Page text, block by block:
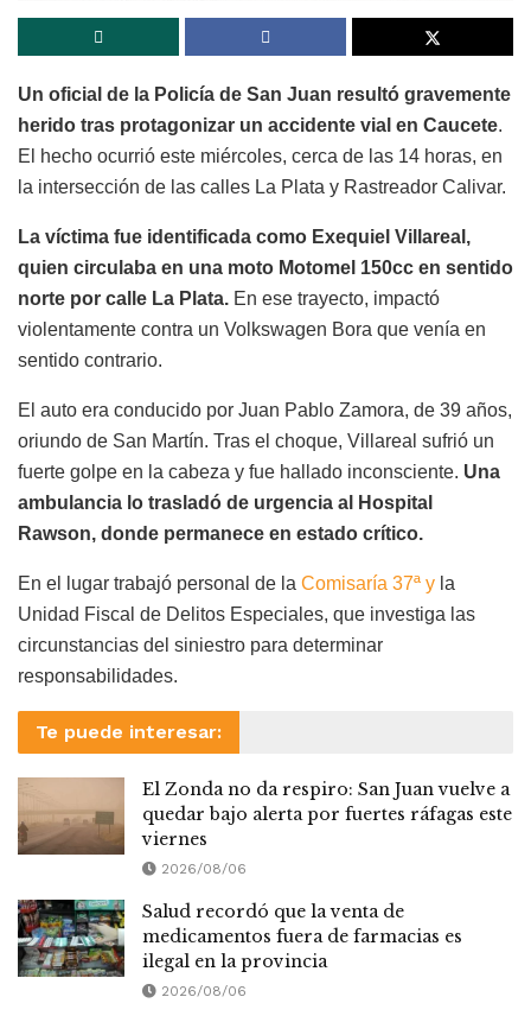
Un oficial de la Policía de San Juan resultó gravemente
herido tras protagonizar un accidente vial en Caucete.
El hecho ocurrió este miércoles, cerca de las 14 horas, en
la intersección de las calles La Plata y Rastreador Calivar.
La víctima fue identificada como Exequiel Villareal,
quien circulaba en una moto Motomel 150cc en sentido
norte por calle La Plata. En ese trayecto, impactó
violentamente contra un Volkswagen Bora que venía en
sentido contrario.
El auto era conducido por Juan Pablo Zamora, de 39 años,
oriundo de San Martín. Tras el choque, Villareal sufrió un
fuerte golpe en la cabeza y fue hallado inconsciente. Una
ambulancia lo trasladó de urgencia al Hospital
Rawson, donde permanece en estado crítico.
En el lugar trabajó personal de la Comisaría 37ª y la
Unidad Fiscal de Delitos Especiales, que investiga las
circunstancias del siniestro para determinar
responsabilidades.
Te puede interesar:
El Zonda no da respiro: San Juan vuelve a
quedar bajo alerta por fuertes ráfagas este
viernes
2026/08/06
Salud recordó que la venta de
medicamentos fuera de farmacias es
ilegal en la provincia
2026/08/06